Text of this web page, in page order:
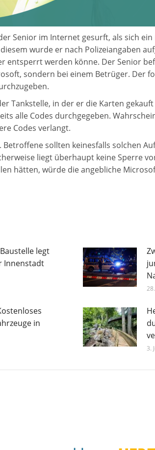
Senior im Internet gesurft, als sich
wurde er nach Polizeiangaben
entsperrt werden könne. Der Senior
sondern bei einem Betrüger. Der
Tankstelle, in der er die Karten
alle Codes durchgegeben.
Codes verlangt.
Betroffene sollten keinesfalls solchen
liegt überhaupt keine Sperre
hätten, würde die angebliche
legt
Innenstadt
in
3.